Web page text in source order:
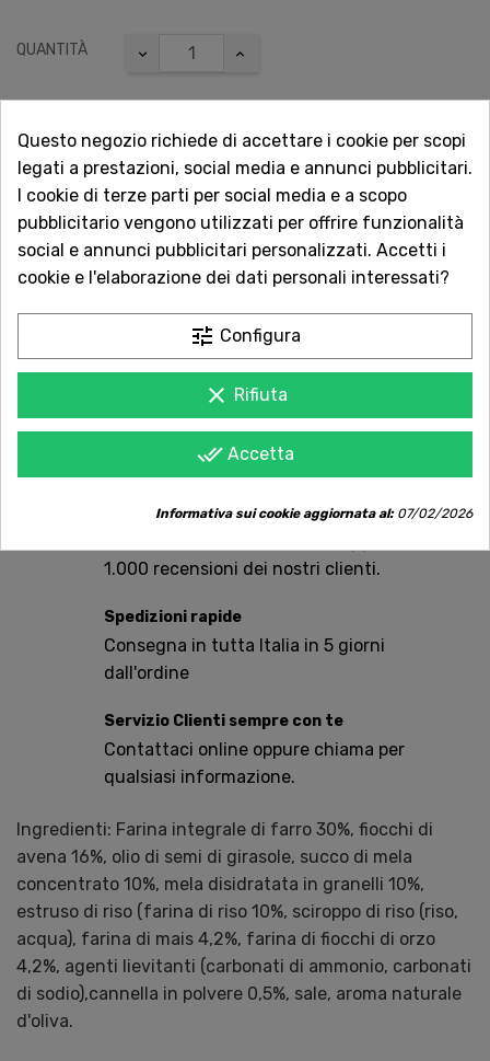
QUANTITÀ
AGGIUNGI AL CARRELLO
 Non disponibile
Inserisci la tua email.
AVVISAMI QUANDO DISPONIBILE
Acquista in totale sicurezza
1.000 recensioni dei nostri clienti.
Spedizioni rapide
Consegna in tutta Italia in 5 giorni
dall'ordine
Servizio Clienti sempre con te
Contattaci online oppure chiama per
qualsiasi informazione.
Ingredienti: Farina integrale di farro 30%, fiocchi di
avena 16%, olio di semi di girasole, succo di mela
concentrato 10%, mela disidratata in granelli 10%,
estruso di riso (farina di riso 10%, sciroppo di riso (riso,
acqua), farina di mais 4,2%, farina di fiocchi di orzo
4,2%, agenti lievitanti (carbonati di ammonio, carbonati
di sodio),cannella in polvere 0,5%, sale, aroma naturale
d'oliva.
Questo negozio richiede di accettare i cookie per scopi
legati a prestazioni, social media e annunci pubblicitari.
I cookie di terze parti per social media e a scopo
pubblicitario vengono utilizzati per offrire funzionalità
social e annunci pubblicitari personalizzati. Accetti i
cookie e l'elaborazione dei dati personali interessati?
tune Configura
clear Rifiuta
done_all Accetta
Informativa sui cookie aggiornata al:07/02/2026